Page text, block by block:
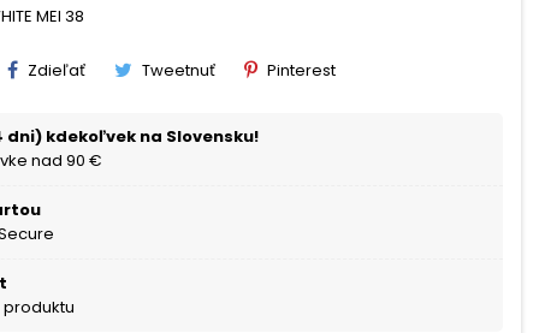
MEI 38
Zdieľať Tweetnuť Pinterest
kdekoľvek na Slovensku!
nad 90 €